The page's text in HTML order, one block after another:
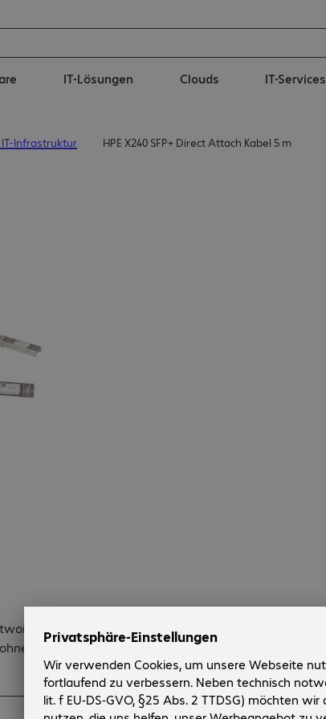
IT-Lösungen Clouds IT-Services
Infrastruktur HPE X240 SFP+ Direct Attach Kabel 5 m
den